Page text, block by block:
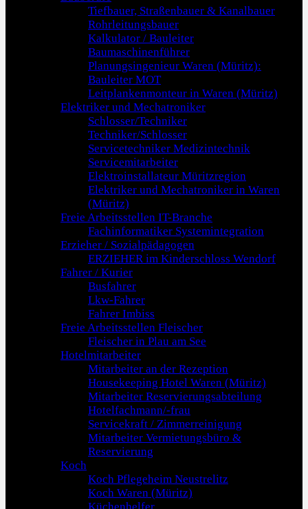
Tiefbauer, Straßenbauer & Kanalbauer
Rohrleitungsbauer
Kalkulator / Bauleiter
Baumaschinenführer
Planungsingenieur Waren (Müritz):
Bauleiter MOT
Leitplankenmonteur in Waren (Müritz)
Elektriker und Mechatroniker
Schlosser/Techniker
Techniker/Schlosser
Servicetechniker Medizintechnik
Servicemitarbeiter
Elektroinstallateur Müritzregion
Elektriker und Mechatroniker in Waren
(Müritz)
Freie Arbeitsstellen IT-Branche
Fachinformatiker Systemintegration
Erzieher / Sozialpädagogen
ERZIEHER im Kinderschloss Wendorf
Fahrer / Kurier
Busfahrer
Lkw-Fahrer
Fahrer Imbiss
Freie Arbeitsstellen Fleischer
Fleischer in Plau am See
Hotelmitarbeiter
Mitarbeiter an der Rezeption
Housekeeping Hotel Waren (Müritz)
Mitarbeiter Reservierungsabteilung
Hotelfachmann/-frau
Servicekraft / Zimmerreinigung
Mitarbeiter Vermietungsbüro &
Reservierung
Koch
Koch Pflegeheim Neustrelitz
Koch Waren (Müritz)